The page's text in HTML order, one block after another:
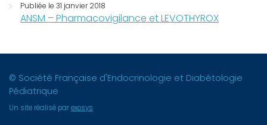
Publiée le 31 janvier 2018
ANSM – Pharmacovigilance et LEVOTHYROX
© Société Française d'Endocrinologie et Diabétologie
Pédiatrique
Un site réalisé parexosys